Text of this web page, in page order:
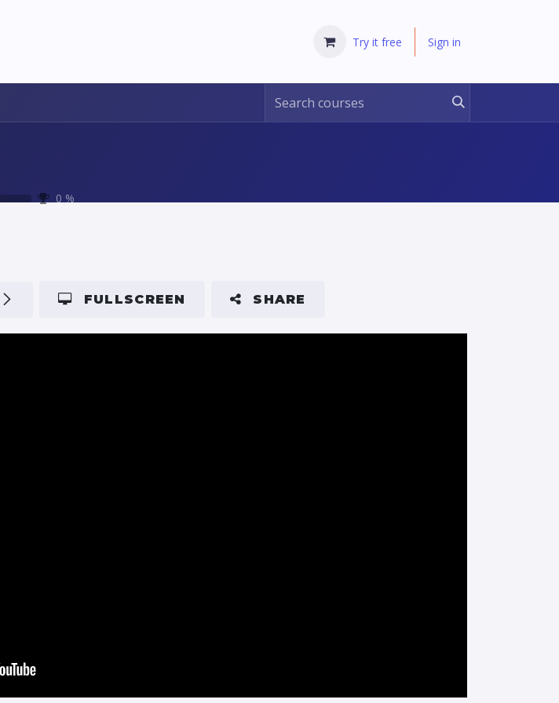
Try it free Sign in
0 %
FULLSCREEN SHARE